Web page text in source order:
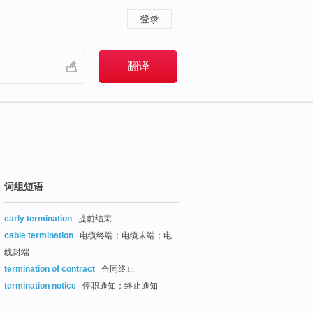
登录
词组短语
early termination
提前结束
cable termination
电缆终端；电缆末端；电
线封端
termination of contract
合同终止
termination notice
停职通知；终止通知